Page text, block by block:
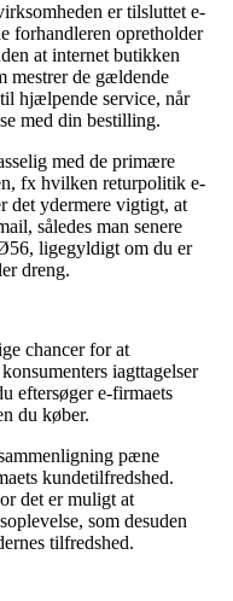
er tilsluttet e-
forhandleren opretholder
at internet butikken
mestrer de gældende
hjælpende service, når
med din bestilling.
med de primære
fx hvilken returpolitik e-
det ydermere vigtigt, at
således man senere
ligegyldigt om du er
dreng.
chancer for at
iagttagelser
eftersøger e-firmaets
du køber.
pæne
kundetilfredshed.
det er muligt at
som desuden
tilfredshed.